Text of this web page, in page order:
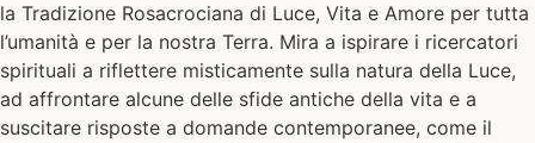
la Tradizione Rosacrociana di Luce, Vita e Amore per tutta
l’umanità e per la nostra Terra. Mira a ispirare i ricercatori
spirituali a riflettere misticamente sulla natura della Luce,
ad affrontare alcune delle sfide antiche della vita e a
suscitare risposte a domande contemporanee, come il